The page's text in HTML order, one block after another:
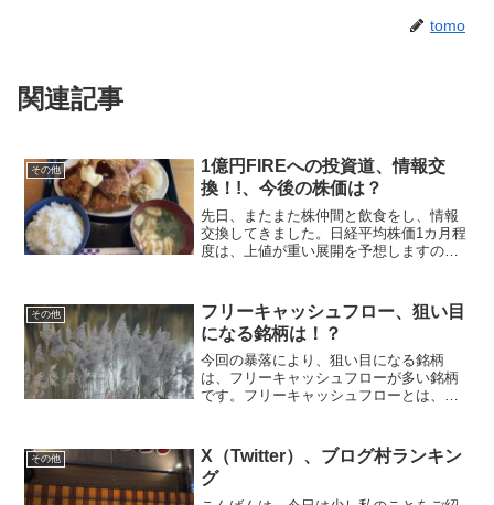
tomo
関連記事
その他
1億円FIREへの投資道、情報交
換！!、今後の株価は？
先日、またまた株仲間と飲食をし、情報
交換してきました。日経平均株価1カ月程
度は、上値が重い展開を予想しますの
アメリカ長期金利も上げどまり、原油価
格も下がっているので、そろ...
その他
フリーキャッシュフロー、狙い目
になる銘柄は！？
今回の暴落により、狙い目になる銘柄
は、フリーキャッシュフローが多い銘柄
です。フリーキャッシュフローとは、企
す。「フリーキャッシュフロー」＝「営
業キャッシュフロー」＋「投...
その他
X（Twitter）、ブログ村ランキン
グ